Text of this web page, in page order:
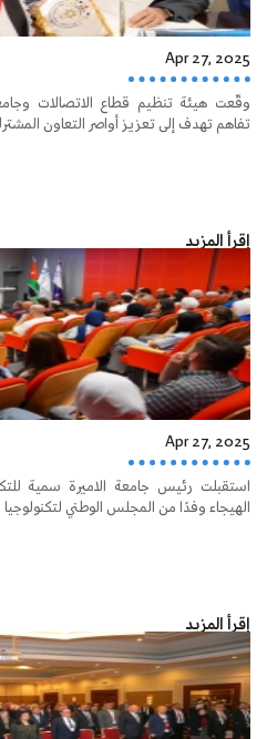
Apr 27, 2025
وقّعت هيئة تنظيم قطاع الاتصالات
تفاهم تهدف إلى تعزيز أواصر التعاون
إقرأ المزيد
Apr 27, 2025
استقبلت رئيس جامعة الاميرة سمية
الهيجاء وفدًا من المجلس الوطني
إقرأ المزيد